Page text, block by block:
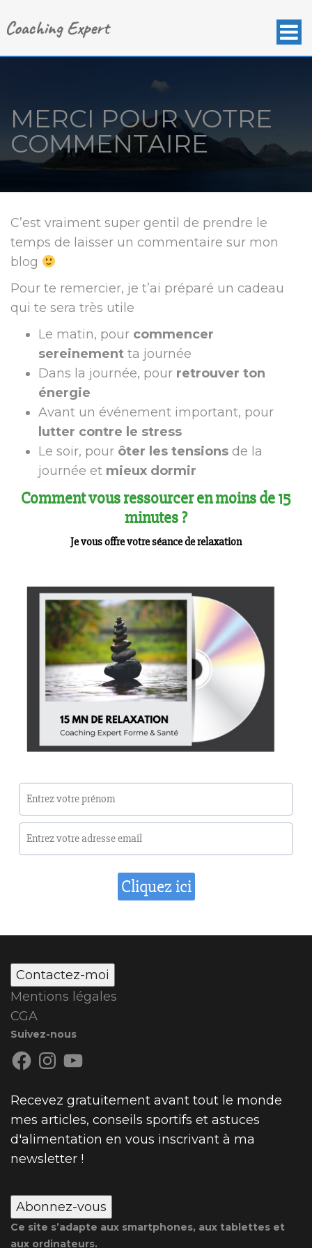
MERCI POUR VOTRE
COMMENTAIRE
C’est vraiment super gentil de prendre le
temps de laisser un commentaire sur mon
blog
Pour te remercier, je t’ai préparé un cadeau
qui te sera très utile
Le matin, pour commencer
sereinement ta journée
Dans la journée, pour retrouver ton
énergie
Avant un événement important, pour
lutter contre le stress
Le soir, pour ôter les tensions de la
journée et mieux dormir
Contactez-moi
Mentions légales
CGA
Suivez-nous
Facebook
Instagram
YouTube
Recevez gratuitement avant tout le monde
mes articles, conseils sportifs et astuces
d'alimentation en vous inscrivant à ma
newsletter !
Abonnez-vous
Ce site s’adapte aux smartphones, aux tablettes et
aux ordinateurs.